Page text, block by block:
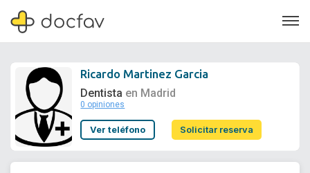
Soporte
Ricardo Martinez Garcia
Dentista en Madrid
0 opiniones
Ver teléfono Solicitar reserva